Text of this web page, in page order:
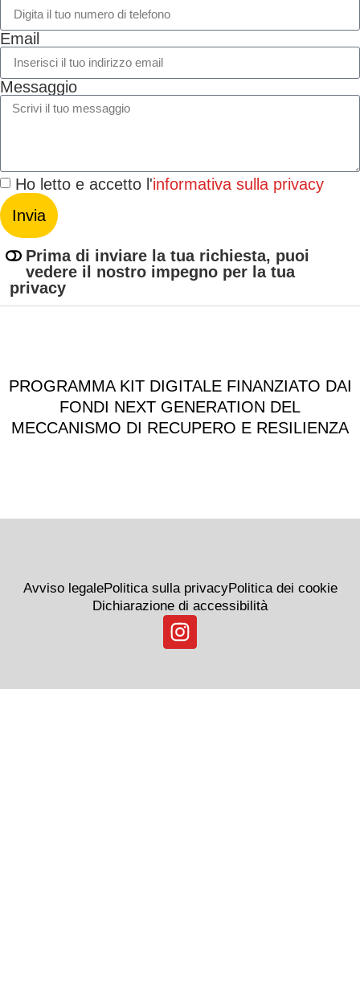
Email
Messaggio
Ho letto e accetto l'informativa sulla privacy
Invia
Prima di inviare la tua richiesta, puoi
vedere il nostro impegno per la tua
privacy
PROGRAMMA KIT DIGITALE FINANZIATO DAI
FONDI NEXT GENERATION DEL
MECCANISMO DI RECUPERO E RESILIENZA
Avviso legalePolitica sulla privacyPolitica dei cookie
Dichiarazione di accessibilità